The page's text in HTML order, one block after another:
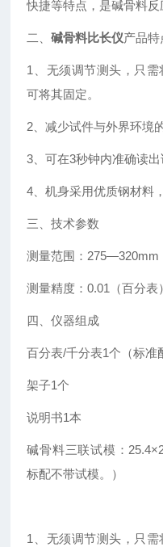
快捷等特点，是碱骨料反
二、碱骨料比长仪产品特
1、无须调节测头，只
可将其固定。
2、减少试件与外界环境
3、可在3秒钟内准确读出
4、机身采用优质钢材料
三、技术参数
测量范围：275—320mm
测量精度：0.01（百分表
四、仪器组成
百分表/千分表1个（标准
架子1个
说明书1本
碱骨料三联试模：
标配不带试模。）
1、无须调节测头，只